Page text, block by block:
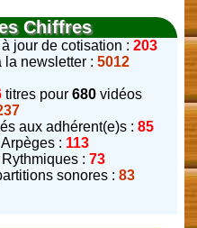
Chiffres
jour de cotisation : 203
la newsletter : 5012
titres pour 680 vidéos
aux adhérent(e)s : 85
: 113
: 73
sonores : 83